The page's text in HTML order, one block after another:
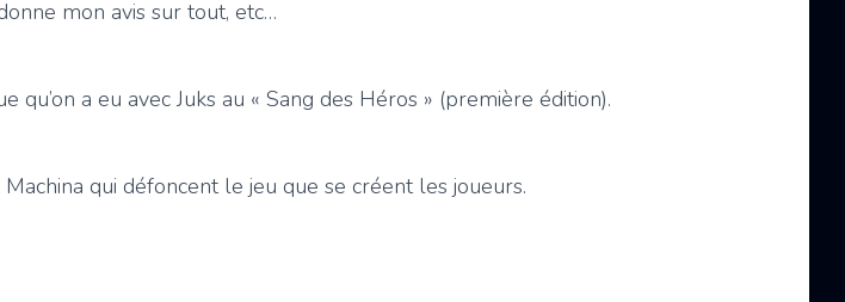
mon avis sur tout, etc…
a eu avec Juks au « Sang des Héros » (première édition).
qui défoncent le jeu que se créent les joueurs.